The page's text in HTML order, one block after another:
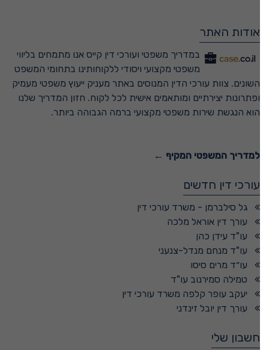
אודות האתר
במדריך משפטי ועורכי דין קייס אנו מתמחים בליווי
משפטי מקצועי ויסודי ללקוחותינו בתחומי המשפט
השונים. צוות עורכי הדין המנוסים באתר מעניק ייעוץ משפטי מעמיק
ופתרונות יצירתיים ומותאמים אישית לכל לקוח. חזון המדריך שלנו
הוא הנגשת שירות משפטי מקצועי ברמה הגבוהה ביותר.
למדריך המשפטי המקיף ←
עורכי דין חדשים
גל סילברמן - משרד עורכי דין
עורך דין אוראל מלכה
עו"ד עידן כהן
עו"ד מנחם מנדל-צנעני
עו״ד מרים סיסו
טמילה סמירנוב עו"ד
יעקב עופר קלפה משרד עורכי דין
עורך דין יובל זינדני
חשבון שלי